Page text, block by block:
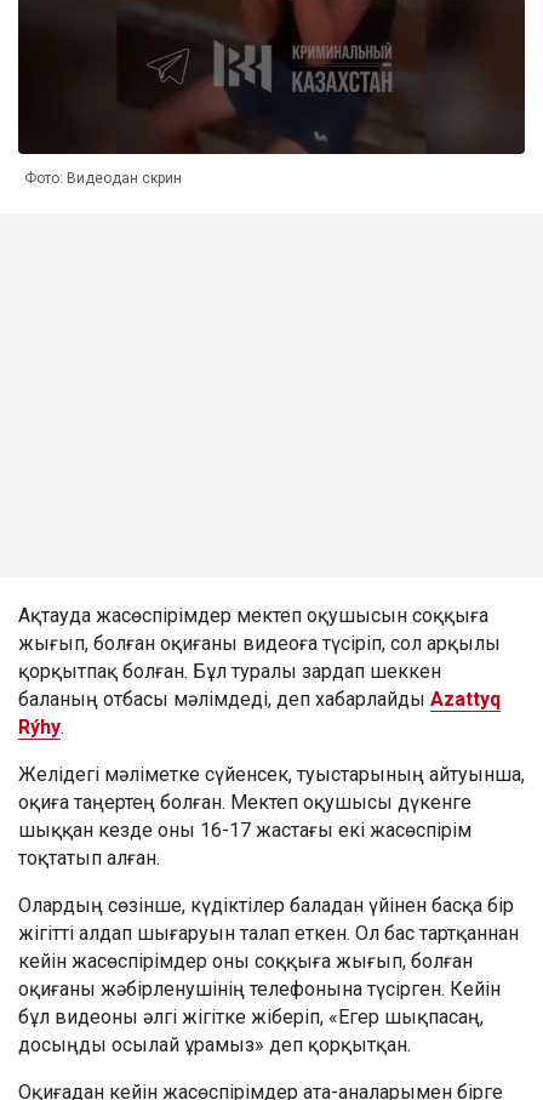
Фото: Видеодан скрин
Ақтауда жасөспірімдер мектеп оқушысын соққыға
жығып, болған оқиғаны видеоға түсіріп, сол арқылы
қорқытпақ болған. Бұл туралы зардап шеккен
баланың отбасы мәлімдеді, деп хабарлайды Azattyq
Rýhy.
Желідегі мәліметке сүйенсек, туыстарының айтуынша,
оқиға таңертең болған. Мектеп оқушысы дүкенге
шыққан кезде оны 16-17 жастағы екі жасөспірім
тоқтатып алған.
Олардың сөзінше, күдіктілер баладан үйінен басқа бір
жігітті алдап шығаруын талап еткен. Ол бас тартқаннан
кейін жасөспірімдер оны соққыға жығып, болған
оқиғаны жәбірленушінің телефонына түсірген. Кейін
бұл видеоны әлгі жігітке жіберіп, «Егер шықпасаң,
досыңды осылай ұрамыз» деп қорқытқан.
Оқиғадан кейін жасөспірімдер ата-аналарымен бірге